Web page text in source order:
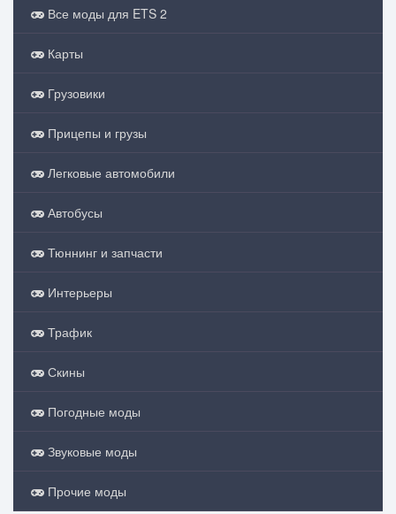
Все моды для ETS 2
Карты
Грузовики
Прицепы и грузы
Легковые автомобили
Автобусы
Тюннинг и запчасти
Интерьеры
Трафик
Скины
Погодные моды
Звуковые моды
Прочие моды